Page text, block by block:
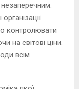
контролювати
на світові ціни.
всім